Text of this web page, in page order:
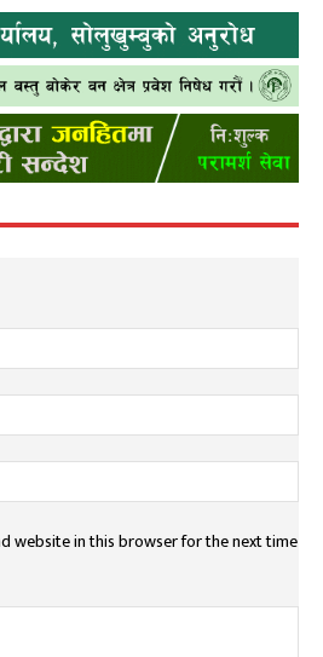
website in this browser for the next time